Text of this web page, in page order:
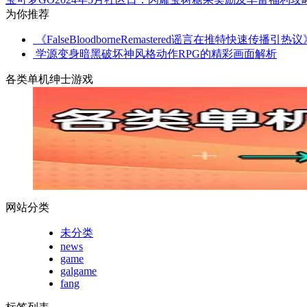
为你推荐
《FalseBloodborneRemastered谣言在推特快速传播引热议
学源变身暗黑破坏神风格动作RPG的精彩画面解析
各类单机绅士游戏
网站分类
未分类
news
game
galgame
fang